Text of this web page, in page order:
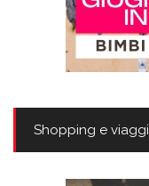
Shopping e viaggi